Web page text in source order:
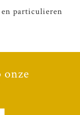
particulieren
onze